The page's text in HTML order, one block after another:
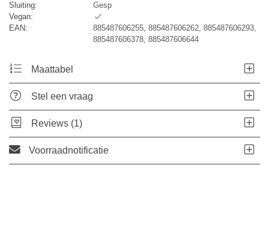
Sluiting:
Gesp
Vegan:
EAN:
885487606255, 885487606262, 885487606293,
885487606378, 885487606644
Maattabel
Stel een vraag
Reviews (1)
Voorraadnotificatie